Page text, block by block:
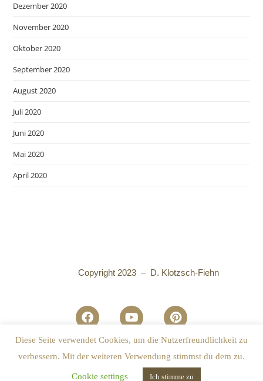
Dezember 2020
November 2020
Oktober 2020
September 2020
August 2020
Juli 2020
Juni 2020
Mai 2020
April 2020
Copyright 2023 – D. Klotzsch-Fiehn
Diese Seite verwendet Cookies, um die Nutzerfreundlichkeit zu
verbessern. Mit der weiteren Verwendung stimmst du dem zu.
Cookie settings Ich stimme zu